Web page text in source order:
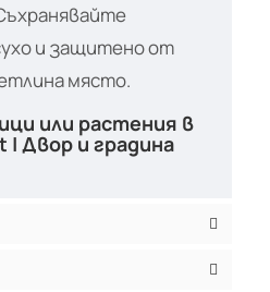
и защитено от
място.
или растения в
| Двор и градина